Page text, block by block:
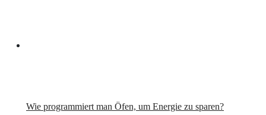
Wie programmiert man Öfen, um Energie zu sparen?